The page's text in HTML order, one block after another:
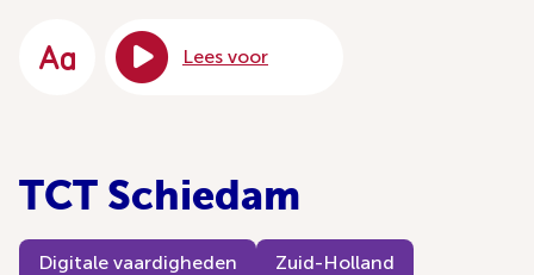
Lees voor
TCT Schiedam
Digitale vaardigheden Zuid-Holland